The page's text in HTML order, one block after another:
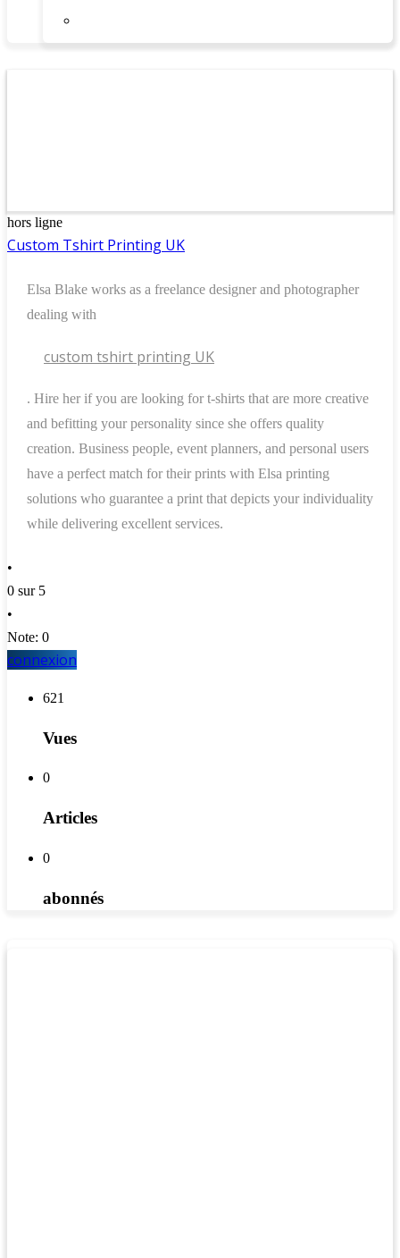
hors ligne
Custom Tshirt Printing UK
Elsa Blake works as a freelance designer and photographer
dealing with
custom tshirt printing UK
. Hire her if you are looking for t-shirts that are more creative
and befitting your personality since she offers quality
creation. Business people, event planners, and personal users
have a perfect match for their prints with Elsa printing
solutions who guarantee a print that depicts your individuality
while delivering excellent services.
•
0 sur 5
•
Note: 0
connexion
621
Vues
0
Articles
0
abonnés